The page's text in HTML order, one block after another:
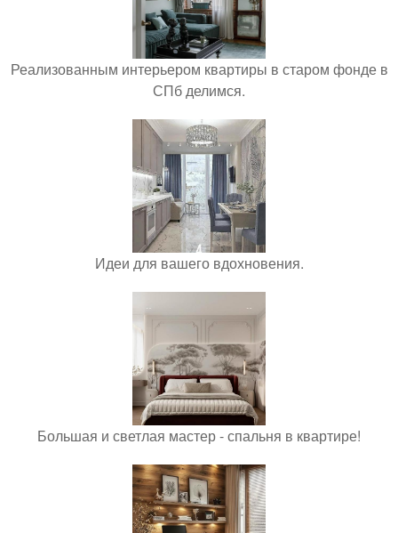
Реализованным интерьером квартиры в старом фонде в
СПб делимся.
Идеи для вашего вдохновения.
Большая и светлая мастер - спальня в квартире!